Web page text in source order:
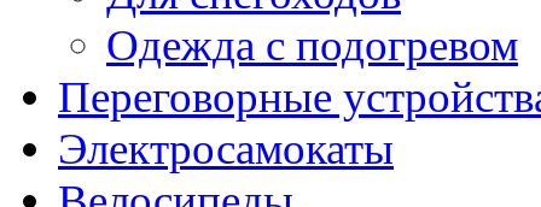
Одежда с подогревом
Переговорные
Электросамокаты